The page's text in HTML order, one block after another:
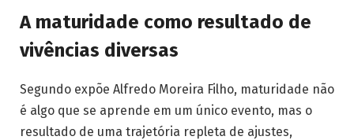
A maturidade como resultado de
vivências diversas
Segundo expõe Alfredo Moreira Filho, maturidade não
é algo que se aprende em um único evento, mas o
resultado de uma trajetória repleta de ajustes,